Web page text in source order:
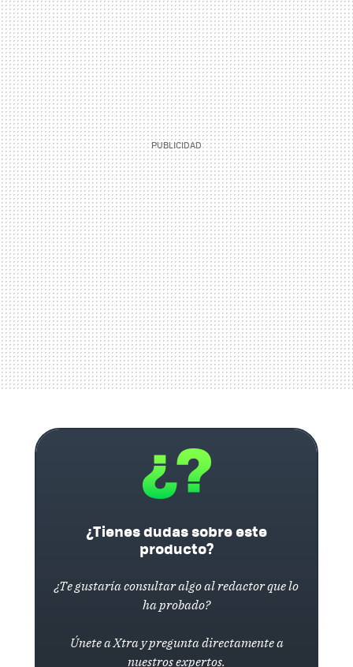
¿Tienes dudas sobre este
producto?
¿Te gustaría consultar algo al redactor que lo
ha probado?
Únete a Xtra y pregunta directamente a
nuestros expertos.